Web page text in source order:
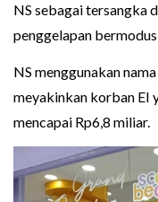
NS sebagai tersangka
penggelapan
NS menggunakan
meyakinkan korban EI
mencapai Rp6,8 miliar.